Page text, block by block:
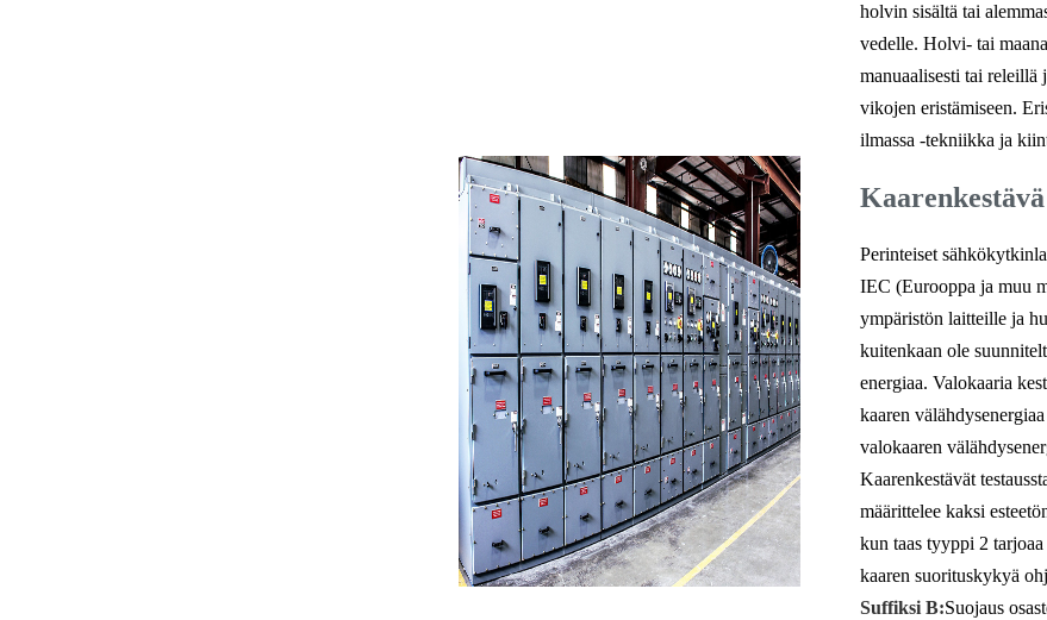
holvin sisältä tai
vedelle. Holvi- tai
manuaalisesti tai releillä
vikojen eristämiseen.
ilmassa -tekniikka ja
Perinteiset
IEC (Eurooppa ja muu
ympäristön laitteille ja
kuitenkaan ole
energiaa. Valokaaria
kaaren
valokaaren
Kaarenkestävät
määrittelee kaksi
kun taas tyyppi 2
kaaren suorituskykyä
Suffiksi B:Suojaus